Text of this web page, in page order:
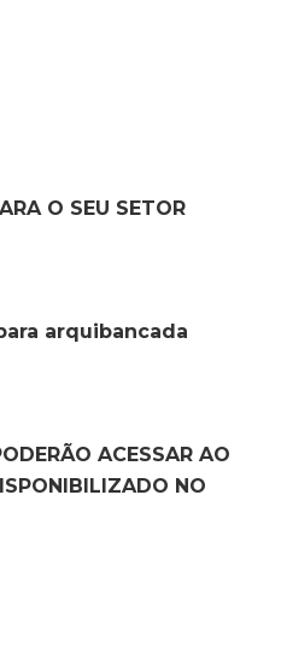
O SEU SETOR
arquibancada
ACESSAR AO
NO